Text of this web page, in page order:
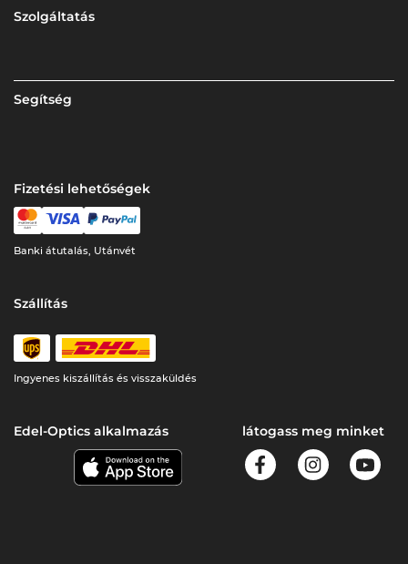
Szolgáltatás
Segítség
Fizetési lehetőségek
Banki átutalás, Utánvét
Szállítás
Ingyenes kiszállítás és visszaküldés
Edel-Optics alkalmazás látogass meg minket